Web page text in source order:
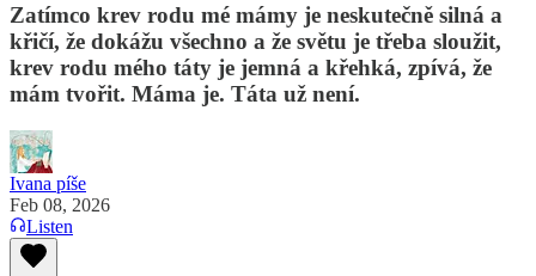
Zatímco krev rodu mé mámy je neskutečně silná a
křičí, že dokážu všechno a že světu je třeba sloužit,
krev rodu mého táty je jemná a křehká, zpívá, že
mám tvořit. Máma je. Táta už není.
Ivana píše
Feb 08, 2026
Listen